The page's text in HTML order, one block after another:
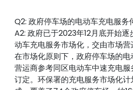
Q2: 政府停车场的电动车充电服务
A2: 政府已于2023年12月底开始
动车充电服务市场化，交由市场营
在市场化原则下，政府停车场的
营运商参考同区电动车中速充电
订定。环保署的充电服务市场化